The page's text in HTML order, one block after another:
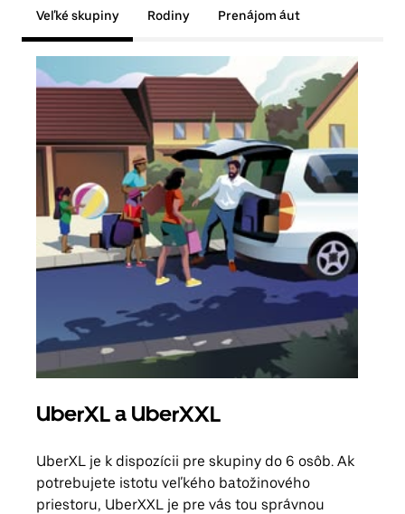
Veľké skupiny Rodiny Prenájom áut
UberXL a UberXXL
UberXL je k dispozícii pre skupiny do 6 osôb. Ak
potrebujete istotu veľkého batožinového
priestoru, UberXXL je pre vás tou správnou